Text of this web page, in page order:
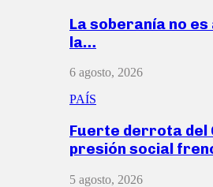
La soberanía no
la…
6 agosto, 2026
PAÍS
Fuerte derrota del
presión social
5 agosto, 2026